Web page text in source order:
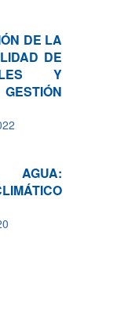
DE LA
DE
Y
AGUA: